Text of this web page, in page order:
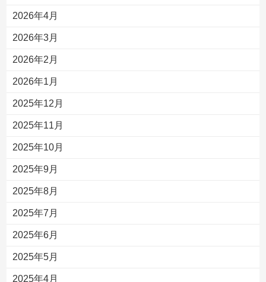
2026年4月
2026年3月
2026年2月
2026年1月
2025年12月
2025年11月
2025年10月
2025年9月
2025年8月
2025年7月
2025年6月
2025年5月
2025年4月